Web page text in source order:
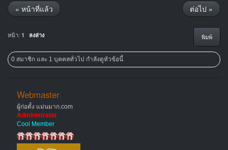
« หน้าที่แล้ว ต่อไป »
พิมพ์
หน้า: 1 ลงล่าง
0 สมาชิก และ 1 บุคคลทั่วไป กำลังดูหัวข้อนี้
Webmaster
ผู้ก่อตั้ง แม่นมาก.com
Administrator
Cool Member